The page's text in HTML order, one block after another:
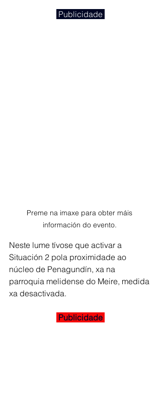
Publicidade
Preme na imaxe para obter máis
información do evento.
Neste lume tívose que activar a
Situación 2 pola proximidade ao
núcleo de Penagundín, xa na
parroquia melidense do Meire, medida
xa desactivada.
Publicidade